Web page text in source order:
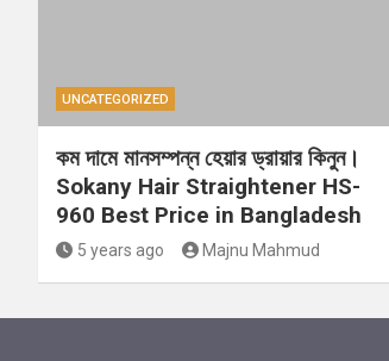
UNCATEGORIZED
কম দামে মানসম্পন্ন হেয়ার ড্রায়ার কিনুন।
Sokany Hair Straightener HS-
960 Best Price in Bangladesh
5 years ago Majnu Mahmud